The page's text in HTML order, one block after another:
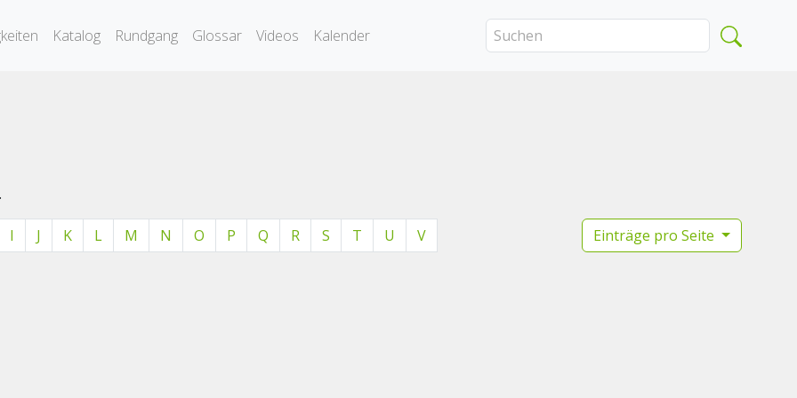
Katalog Rundgang Glossar Videos Kalender
I J K L M N O P Q R S T U V Einträge pro Seite